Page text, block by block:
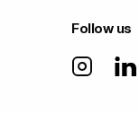
Follow us